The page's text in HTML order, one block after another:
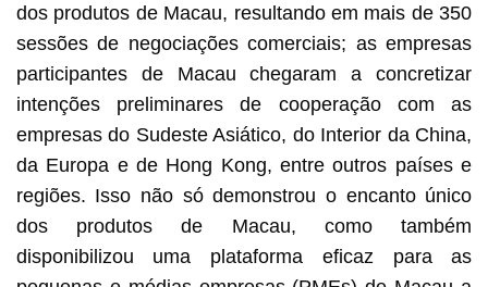
dos produtos de Macau, resultando em mais de 350
sessões de negociações comerciais; as empresas
participantes de Macau chegaram a concretizar
intenções preliminares de cooperação com as
empresas do Sudeste Asiático, do Interior da China,
da Europa e de Hong Kong, entre outros países e
regiões. Isso não só demonstrou o encanto único
dos produtos de Macau, como também
disponibilizou uma plataforma eficaz para as